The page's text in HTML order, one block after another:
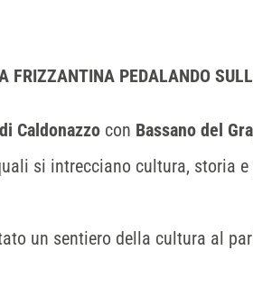
FRIZZANTINA PEDALANDO
Caldonazzo con Bassano del
si intrecciano cultura, storia
un sentiero della cultura al